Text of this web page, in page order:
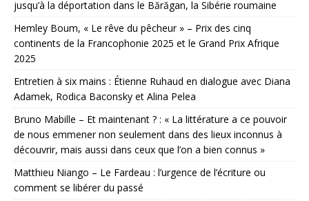
jusqu’à la déportation dans le Bărăgan, la Sibérie roumaine
Hemley Boum, « Le rêve du pêcheur » – Prix des cinq
continents de la Francophonie 2025 et le Grand Prix Afrique
2025
Entretien à six mains : Étienne Ruhaud en dialogue avec Diana
Adamek, Rodica Baconsky et Alina Pelea
Bruno Mabille – Et maintenant ? : « La littérature a ce pouvoir
de nous emmener non seulement dans des lieux inconnus à
découvrir, mais aussi dans ceux que l’on a bien connus »
Matthieu Niango – Le Fardeau : l’urgence de l’écriture ou
comment se libérer du passé